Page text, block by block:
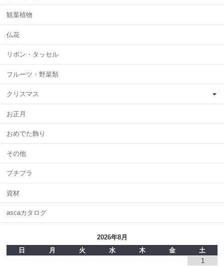
観葉植物
仏花
リボン・タッセル
フルーツ・野菜類
クリスマス
お正月
おめでた飾り
その他
プチプラ
資材
ascaカタログ
2026年8月
日
月 火 水 木 金
土
1